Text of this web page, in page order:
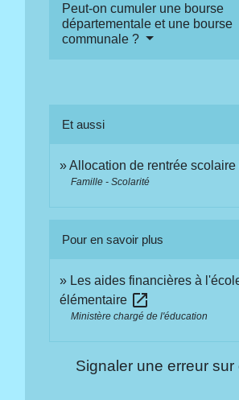
Peut-on cumuler une bourse
départementale et une bourse
communale ?
Et aussi
Allocation de rentrée scolaire
Famille - Scolarité
Pour en savoir plus
Les aides financières à
élémentaire open_in_new
Ministère chargé de l'éducation
Signaler une erreur sur